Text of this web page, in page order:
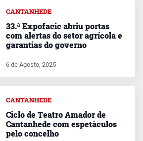
CANTANHEDE
33.ª Expofacic abriu portas
com alertas do setor agrícola e
garantias do governo
6 de Agosto, 2025
CANTANHEDE
Ciclo de Teatro Amador de
Cantanhede com espetáculos
pelo concelho